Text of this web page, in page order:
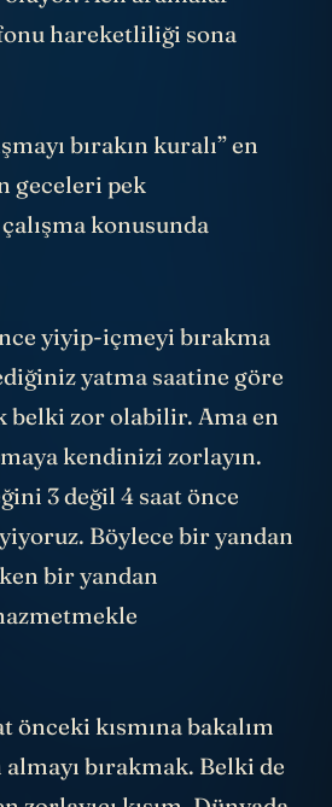
hareketliliği sona
bırakın kuralı” en
geceleri pek
konusunda
yiyip-içmeyi bırakma
yatma saatine göre
belki zor olabilir. Ama en
kendinizi zorlayın.
3 değil 4 saat önce
Böylece bir yandan
bir yandan
önceki kısmına bakalım
bırakmak. Belki de